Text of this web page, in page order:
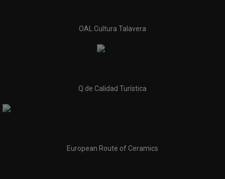
OAL Cultura Talavera
Q de Calidad Turística
European Route of Ceramics